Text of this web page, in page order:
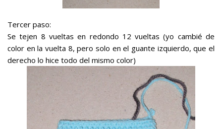
Tercer paso:
Se tejen 8 vueltas en redondo 12 vueltas (yo cambié de
color en la vuelta 8, pero solo en el guante izquierdo, que el
derecho lo hice todo del mismo color)